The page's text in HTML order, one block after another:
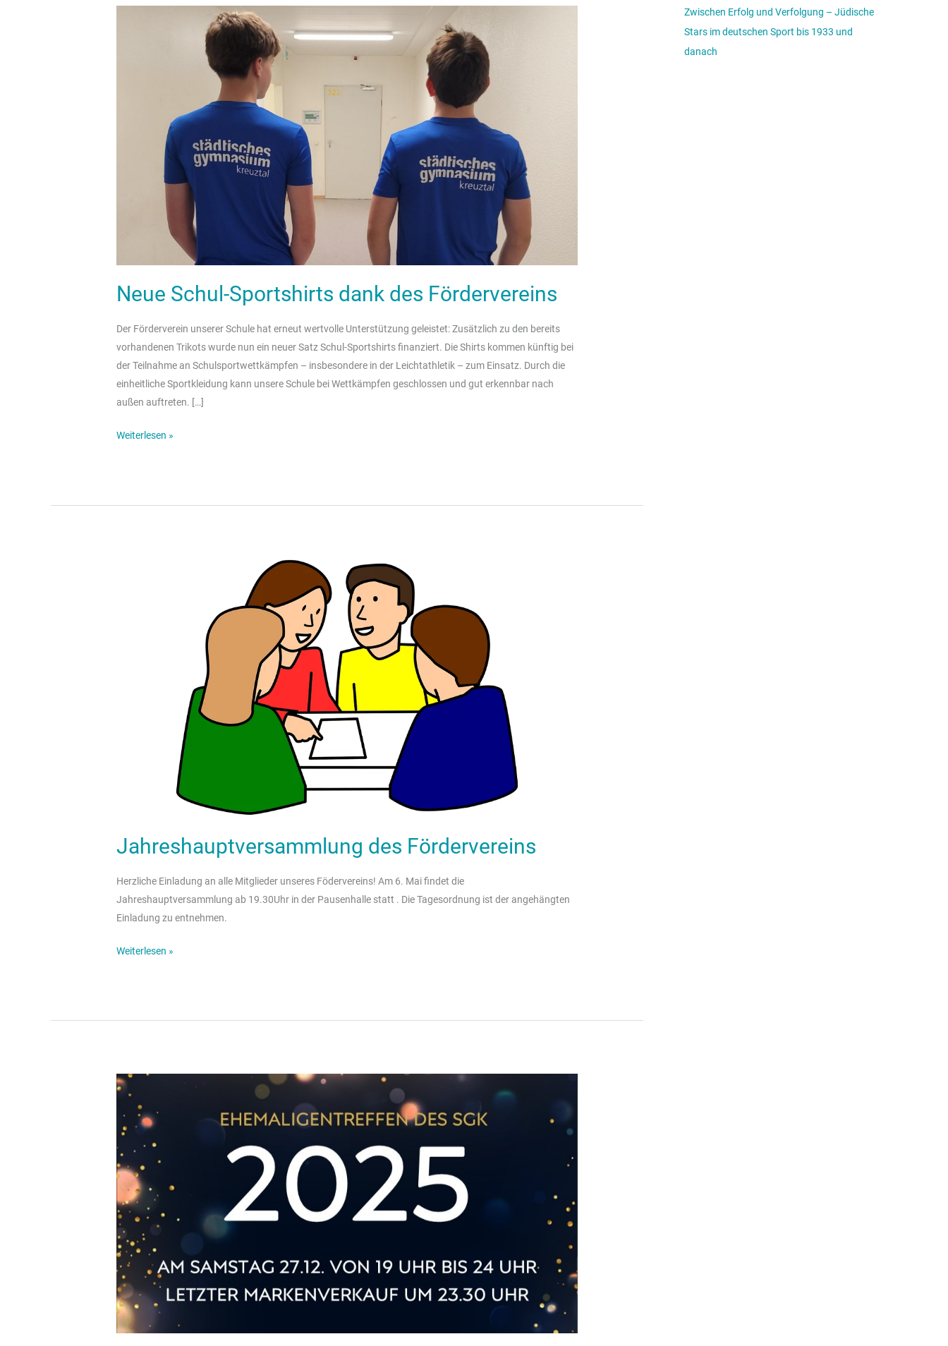
Neue Schul-Sportshirts dank des Fördervereins
Der Förderverein unserer Schule hat erneut wertvolle Unterstützung geleistet: Zusätzlich zu den bereits
vorhandenen Trikots wurde nun ein neuer Satz Schul-Sportshirts finanziert. Die Shirts kommen künftig bei
der Teilnahme an Schulsportwettkämpfen – insbesondere in der Leichtathletik – zum Einsatz. Durch die
einheitliche Sportkleidung kann unsere Schule bei Wettkämpfen geschlossen und gut erkennbar nach
außen auftreten. […]
Weiterlesen »
Jahreshauptversammlung des Fördervereins
Herzliche Einladung an alle Mitglieder unseres Födervereins! Am 6. Mai findet die
Jahreshauptversammlung ab 19.30Uhr in der Pausenhalle statt . Die Tagesordnung ist der angehängten
Einladung zu entnehmen.
Weiterlesen »
Einladung
zum
Ehemaligentreffen
Zwischen Erfolg und Verfolgung – Jüdische
Stars im deutschen Sport bis 1933 und
danach